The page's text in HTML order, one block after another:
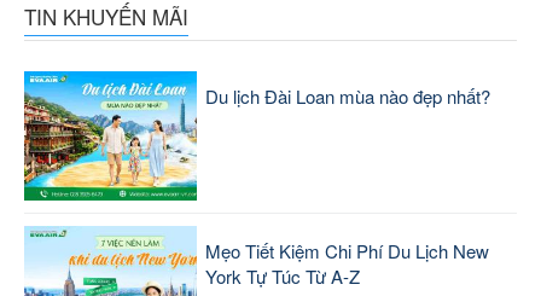
TIN KHUYẾN MÃI
Du lịch Đài Loan mùa nào đẹp nhất?
Mẹo Tiết Kiệm Chi Phí Du Lịch New
York Tự Túc Từ A-Z